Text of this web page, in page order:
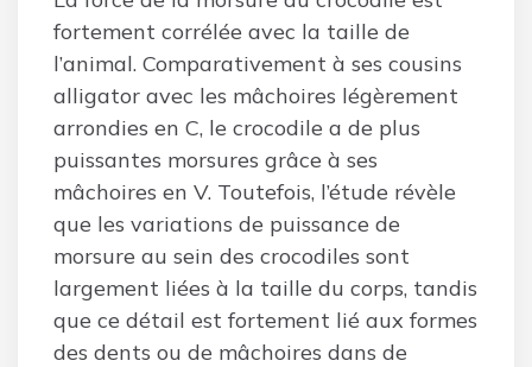
fortement corrélée avec la taille de
l’animal. Comparativement à ses cousins
alligator avec les mâchoires légèrement
arrondies en C, le crocodile a de plus
puissantes morsures grâce à ses
mâchoires en V. Toutefois, l’étude révèle
que les variations de puissance de
morsure au sein des crocodiles sont
largement liées à la taille du corps, tandis
que ce détail est fortement lié aux formes
des dents ou de mâchoires dans de